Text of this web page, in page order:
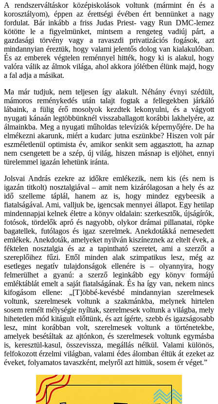
A rendszerváltáskor középiskolások voltunk (mármint én és a
korosztályom), éppen az érettségi évében ért bennünket a nagy
fordulat. Bár inkább a friss Judas Priest- vagy Run DMC-lemez
kötötte le a figyelmünket, mintsem a rengeteg vadiúj párt, a
gazdasági törvény vagy a ravaszdi privatizációs fogások, azt
mindannyian éreztük, hogy valami jelentős dolog van kialakulóban.
És az emberek végtelen reménnyel hitték, hogy ki is alakul, hogy
valóra válik az álmok világa, ahol akkora jólétben élünk majd, hogy
a fal adja a másikat.
Ma már tudjuk, nem teljesen így alakult. Néhány évnyi szédült,
mámoros reménykedés után talajt fogtak a fellegekben járkáló
lábaink, a fülig érő mosolyok kezdtek lekonyulni, és a vágyott
nyugati kánaán legtöbbünknél visszaballagott korábbi lakhelyére, az
álmainkba. Meg a nyugati műholdas televíziók képernyőjére. De ha
elmékezni akarunk, miért a kudarc jutna eszünkbe? Hiszen volt pár
eszméletlenül optimista év, amikor senkit sem aggasztott, ha aznap
nem csengetett be a szép, új világ, hiszen másnap is eljöhet, ennyi
türelemmel igazán lehetünk iránta.
Jolsvai András ezekre az időkre emlékezik, nem kis (és nem is
igazán titkolt) nosztalgiával – amit nem kizárólagosan a hely és az
idő szelleme táplál, hanem az is, hogy mindez egybeesik a
fiatalságával. Ami, valljuk be, igencsak mennyei állapot. Egy hetilap
mindennapjai kelnek életre a könyv oldalain: szerkesztők, újságírók,
fotósok, tördelők apró és nagyobb, olykor drámai pillanatai, röpke
bagatellek, futólagos és igaz szerelmek. Anekdotákká nemesedett
emlékek. Anekdoták, amelyeket nyilván kiszíneznek az eltelt évek, a
féktelen nosztalgia és az a tapintható szeretet, ami a szerzőt a
szereplőihez fűzi. Ettől minden alak szimpatikus lesz, még az
esetleges negatív tulajdonságok ellenére is – olyannyira, hogy
felmerülhet a gyanú: a szerző leginkább egy könyv formájú
emléktáblát emelt a saját fiatalságának. És ha így van, nekem nincs
kifogásom ellene: „[T]öbbé-kevésbé mindannyian szerelmesek
voltunk, szerelmesek voltunk a szakmánkba, melynek hirtelen
sosem remélt mélységie nyíltak, szerelmesek voltunk a világba, mely
hihetetlen mód kitágult előttünk, és azt ígérte, szebb és igazságosabb
lesz, mint korábban volt, szerelmesek voltunk a történetekbe,
amelyek besétáltak az ajtónkon, és szerelmesek voltunk egymásba
is, keresztül-kasul, összevissza, megállás nélkül. Valami különös,
felfokozott érzelmi világban, valami édes álomban éltük át ezeket az
éveket, folyamatos tavaszként, melyről azt hittük, sosem ér véget.”